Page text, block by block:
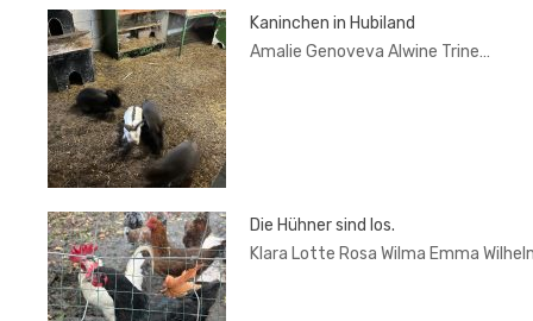
Kaninchen in Hubiland
Amalie Genoveva Alwine Trine…
Die Hühner sind los.
Klara Lotte Rosa Wilma Emma